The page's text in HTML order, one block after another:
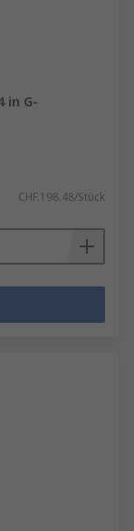
in G-
CHF.198.48/Stück